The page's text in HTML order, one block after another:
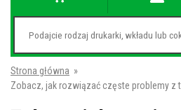
Strona główna »
Zobacz, jak rozwiązać częste problemy z